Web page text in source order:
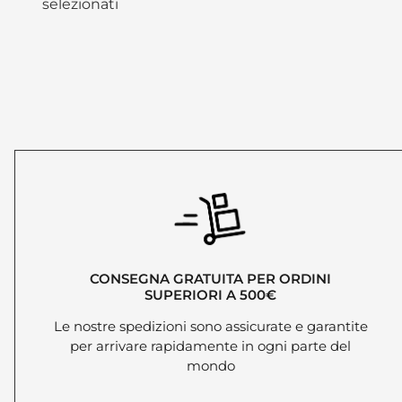
selezionati
CONSEGNA GRATUITA PER ORDINI
SUPERIORI A 500€
Le nostre spedizioni sono assicurate e garantite
per arrivare rapidamente in ogni parte del
mondo